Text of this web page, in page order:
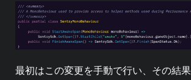
最初はこの変更を手動で行い、その結